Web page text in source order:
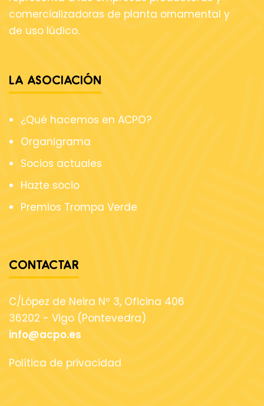
comercializadoras de planta ornamental y
de uso lúdico.
LA ASOCIACIÓN
¿Qué hacemos en ACPO?
Organigrama
Socios actuales
Hazte socio
Premios Trompa Verde
CONTACTAR
C/López de Neira Nº 3, Oficina 406
36202 - Vigo (Pontevedra)
info@acpo.es
Política de privacidad